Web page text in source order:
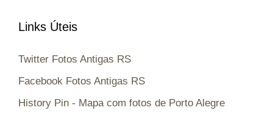
Links Úteis
Twitter Fotos Antigas RS
Facebook Fotos Antigas RS
History Pin - Mapa com fotos de Porto Alegre